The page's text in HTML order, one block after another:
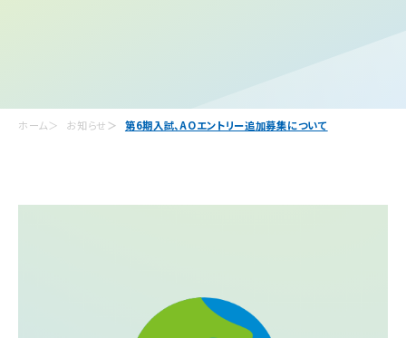
ホーム お知らせ 第6期入試、AOエントリー追加募集について